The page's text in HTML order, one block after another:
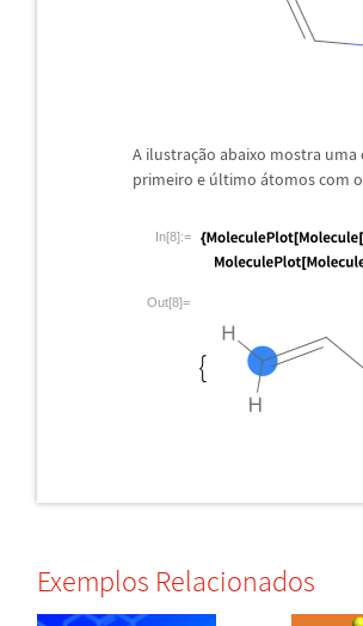
A ilustração abaixo mostra uma
primeiro e último átomos com
In[8]:=
Out[8]=
Exemplos Relacionados